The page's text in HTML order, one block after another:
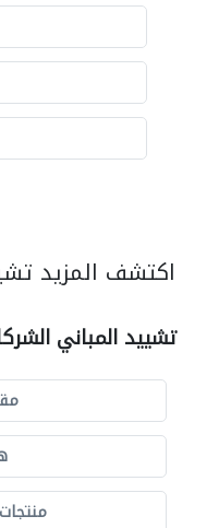
اكتشف المزيد
تشييد المباني